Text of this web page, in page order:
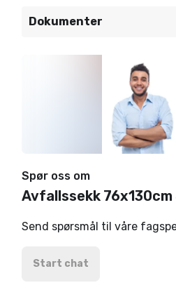
Dokumenter
Spør oss om
Avfallssekk
Send spørsmål til våre
Start chat